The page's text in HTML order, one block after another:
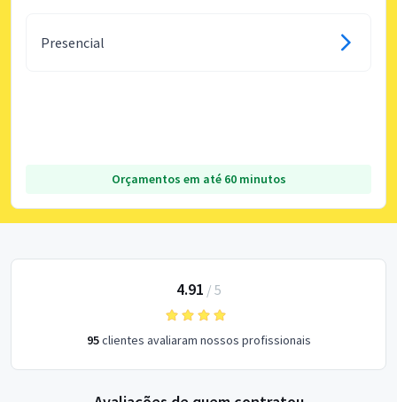
Presencial
Orçamentos em até 60 minutos
4.91 / 5
95clientes avaliaram nossos profissionais